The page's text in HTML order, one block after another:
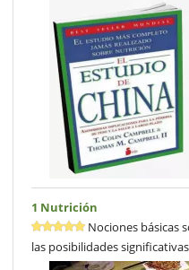
1 Nutrición
Nociones básicas
las posibilidades